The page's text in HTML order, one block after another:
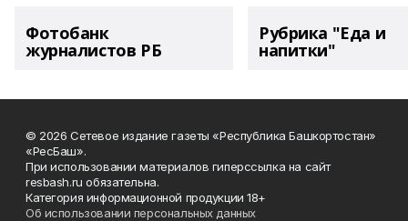
Фотобанк
журналистов РБ
Рубрика "Еда и
напитки"
© 2026 Сетевое издание газеты «Республика Башкортостан»
«РесБаш».
При использовании материалов гиперссылка на сайт
resbash.ru обязательна.
Категория информационной продукции 18+
Об использовании персональных данных